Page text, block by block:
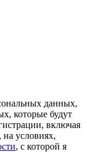
данных,
которые будут
включая
условиях,
, с которой я